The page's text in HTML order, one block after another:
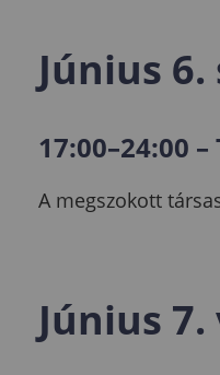
Június
17:00–24:00
A megszokott
Június